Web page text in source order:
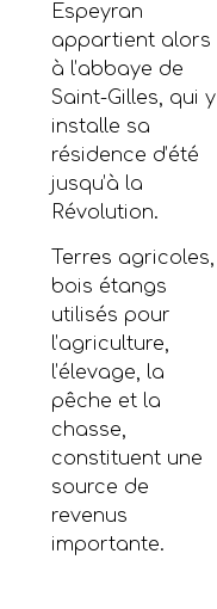
Espeyran
appartient alors
à l’abbaye de
Saint-Gilles, qui y
installe sa
résidence d’été
jusqu’à la
Révolution.
Terres agricoles,
bois étangs
utilisés pour
l’agriculture,
l’élevage, la
pêche et la
chasse,
constituent une
source de
revenus
importante.